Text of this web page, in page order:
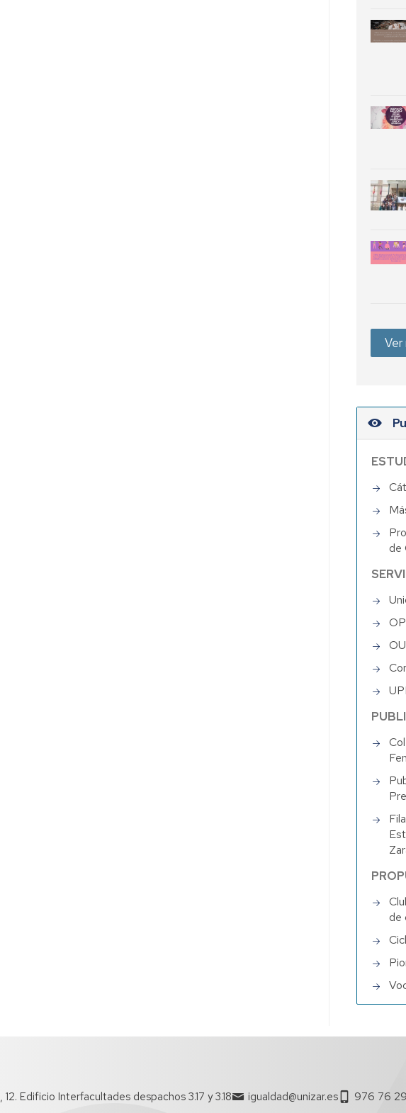
Ver
de
de
Edificio Interfacultades despachos 3.17 y 3.18 igualdad@unizar.es 976 76